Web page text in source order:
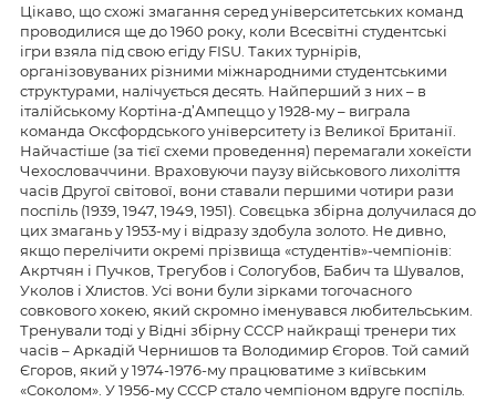
Цікаво, що схожі змагання серед університетських команд
проводилися ще до 1960 року, коли Всесвітні студентські
ігри взяла під свою егіду FISU. Таких турнірів,
організовуваних різними міжнародними студентськими
структурами, налічується десять. Найперший з них – в
італійському Кортіна-д’Ампеццо у 1928-му – виграла
команда Оксфордського університету із Великої Британії.
Найчастіше (за тієї схеми проведення) перемагали хокеїсти
Чехословаччини. Враховуючи паузу військового лихоліття
часів Другої світової, вони ставали першими чотири рази
поспіль (1939, 1947, 1949, 1951). Совєцька збірна долучилася до
цих змагань у 1953-му і відразу здобула золото. Не дивно,
якщо перелічити окремі прізвища «студентів»-чемпіонів:
Акртчян і Пучков, Трегубов і Сологубов, Бабич та Шувалов,
Уколов і Хлистов. Усі вони були зірками тогочасного
совкового хокею, який скромно іменувався любительським.
Тренували тоді у Відні збірну СССР найкращі тренери тих
часів – Аркадій Чернишов та Володимир Єгоров. Той самий
Єгоров, який у 1974-1976-му працюватиме з київським
«Соколом». У 1956-му СССР стало чемпіоном вдруге поспіль.